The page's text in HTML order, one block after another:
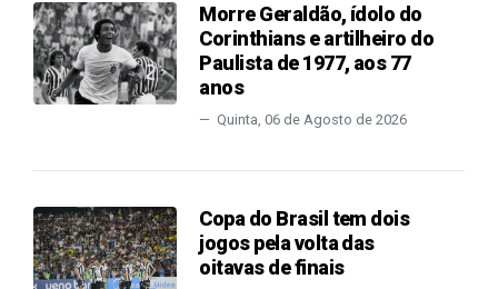
Morre Geraldão, ídolo do
Corinthians e artilheiro do
Paulista de 1977, aos 77
anos
Quinta, 06 de Agosto de 2026
Copa do Brasil tem dois
jogos pela volta das
oitavas de finais